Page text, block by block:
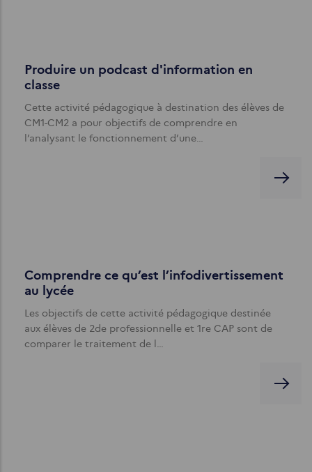
Produire un podcast d'information en
classe
Cette activité pédagogique à destination des élèves de
CM1-CM2 a pour objectifs de comprendre en
l’analysant le fonctionnement d’une…
Comprendre ce qu’est l’infodivertissement
au lycée
Les objectifs de cette activité pédagogique destinée
aux élèves de 2de professionnelle et 1re CAP sont de
comparer le traitement de l…